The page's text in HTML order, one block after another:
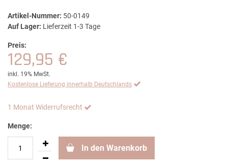
Artikel-Nummer: 50-0149
Auf Lager: Lieferzeit 1-3 Tage
Preis:
129,95 €
inkl. 19% MwSt.
Kostenlose Lieferung innerhalb Deutschlands
1 Monat Widerrufsrecht
Menge:
In den Warenkorb